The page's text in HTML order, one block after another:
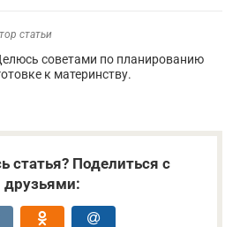
статьи
советами по планированию
к материнству.
статья? Поделиться с
друзьями: